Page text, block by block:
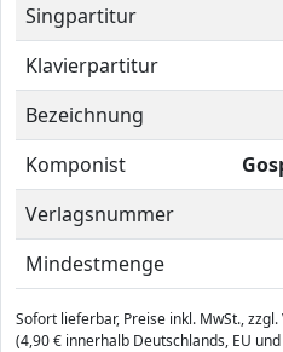
Singpartitur
Klavierpartitur
Bezeichnung
Komponist
Verlagsnummer
Mindestmenge
Sofort lieferbar, Preise inkl. MwSt.,
(4,90 € innerhalb Deutschlands, EU